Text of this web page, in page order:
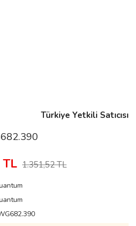
Türkiye Yetkili Satıcısı
TL 1.351,52 TL